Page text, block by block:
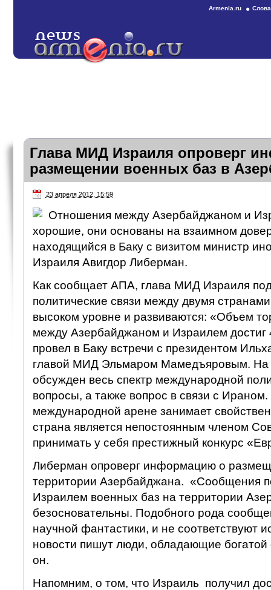
Armenia.ru
Глава МИД Израиля опроверг
размещении военных баз в
23 апреля 2012, 15:59
Отношения между Азербайджаном и
хорошие, они основаны на взаимном
находящийся в Баку с визитом министр
Израиля Авигдор Либерман.
Как сообщает АПА, глава МИД Израиля
политические связи между двумя
высоком уровне и развиваются: «Объем
между Азербайджаном и Израилем
провел в Баку встречи с президентом
главой МИД Эльмаром Мамедъяровым. На
обсужден весь спектр международной
вопросы, а также вопрос в связи с
международной арене занимает
страна является непостоянным членом
принимать у себя престижный конкурс
Либерман опроверг информацию о
территории Азербайджана. «Сообщения
Израилем военных баз на территории
безосновательны. Подобного рода
научной фантастики, и не соответствуют
новости пишут люди, обладающие
он.
Напомним, о том, что Израиль получил